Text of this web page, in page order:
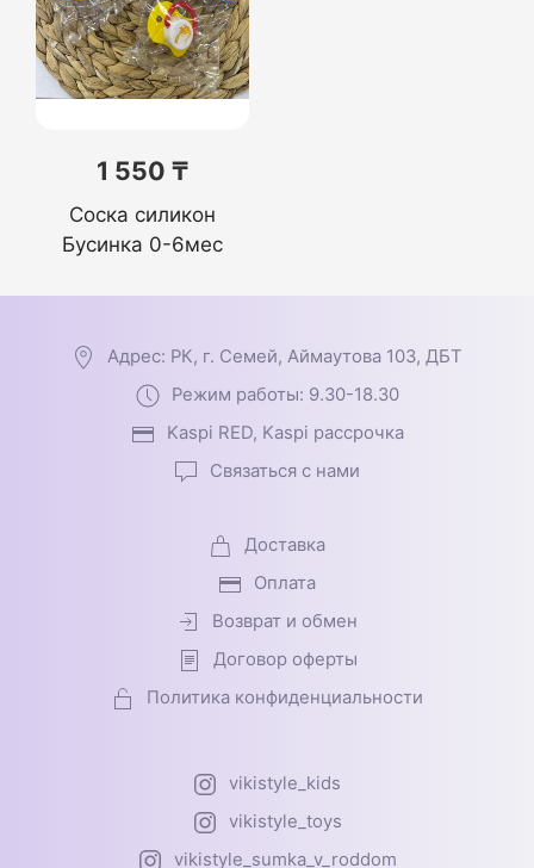
1 550 ₸
Соска силикон
Бусинка 0-6мес
Адрес: РК, г. Семей, Аймаутова 103, ДБТ
Режим работы: 9.30-18.30
Kaspi RED, Kaspi рассрочка
Связаться с нами
Доставка
Оплата
Возврат и обмен
Договор оферты
Политика конфиденциальности
vikistyle_kids
vikistyle_toys
vikistyle_sumka_v_roddom